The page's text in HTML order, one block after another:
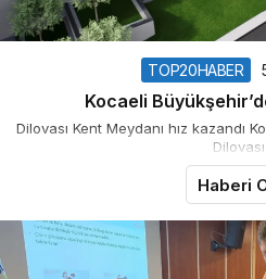
TOP20HABER
Kocaeli
Dilovası Kent Meydanı hız kazandı
Haberi